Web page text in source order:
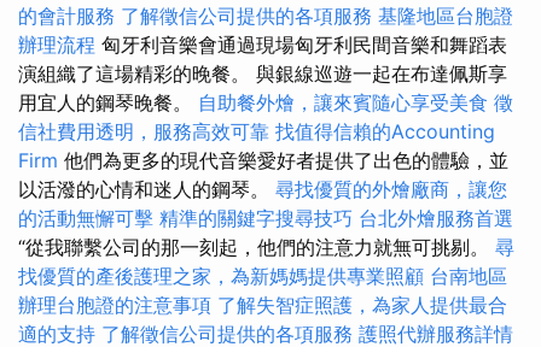
的會計服務 了解徵信公司提供的各項服務 基隆地區台胞證
辦理流程 匈牙利音樂會通過現場匈牙利民間音樂和舞蹈表
演組織了這場精彩的晚餐。 與銀線巡遊一起在布達佩斯享
用宜人的鋼琴晚餐。 自助餐外燴，讓來賓隨心享受美食 徵
信社費用透明，服務高效可靠 找值得信賴的Accounting
Firm 他們為更多的現代音樂愛好者提供了出色的體驗，並
以活潑的心情和迷人的鋼琴。 尋找優質的外燴廠商，讓您
的活動無懈可擊 精準的關鍵字搜尋技巧 台北外燴服務首選
“從我聯繫公司的那一刻起，他們的注意力就無可挑剔。 尋
找優質的產後護理之家，為新媽媽提供專業照顧 台南地區
辦理台胞證的注意事項 了解失智症照護，為家人提供最合
適的支持 了解徵信公司提供的各項服務 護照代辦服務詳情